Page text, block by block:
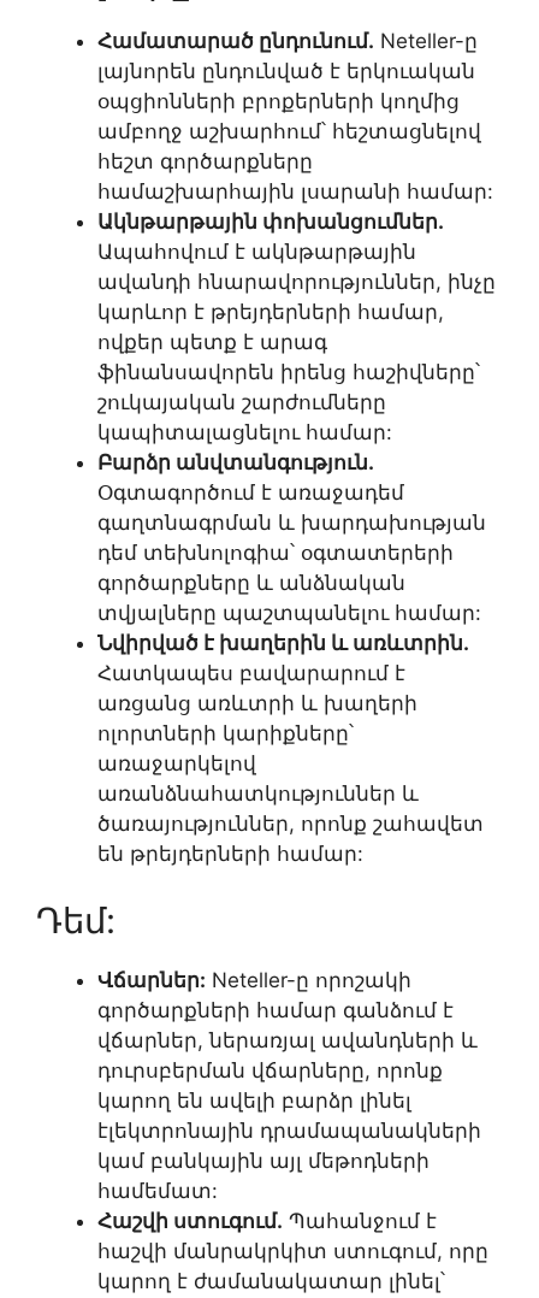
Համատարած ընդունում. Neteller-ը
լայնորեն ընդունված է երկուական
օպցիոնների բրոքերների կողմից
ամբողջ աշխարհում՝ հեշտացնելով
հեշտ գործարքները
համաշխարհային լսարանի համար:
Ակնթարթային փոխանցումներ.
Ապահովում է ակնթարթային
ավանդի հնարավորություններ, ինչը
կարևոր է թրեյդերների համար,
ովքեր պետք է արագ
ֆինանսավորեն իրենց հաշիվները՝
շուկայական շարժումները
կապիտալացնելու համար:
Բարձր անվտանգություն.
Օգտագործում է առաջադեմ
գաղտնագրման և խարդախության
դեմ տեխնոլոգիա՝ օգտատերերի
գործարքները և անձնական
տվյալները պաշտպանելու համար:
Նվիրված է խաղերին և առևտրին.
Հատկապես բավարարում է
առցանց առևտրի և խաղերի
ոլորտների կարիքները՝
առաջարկելով
առանձնահատկություններ և
ծառայություններ, որոնք շահավետ
են թրեյդերների համար:
Դեմ:
Վճարներ: Neteller-ը որոշակի
գործարքների համար գանձում է
վճարներ, ներառյալ ավանդների և
դուրսբերման վճարները, որոնք
կարող են ավելի բարձր լինել
էլեկտրոնային դրամապանակների
կամ բանկային այլ մեթոդների
համեմատ:
Հաշվի ստուգում. Պահանջում է
հաշվի մանրակրկիտ ստուգում, որը
կարող է ժամանակատար լինել՝